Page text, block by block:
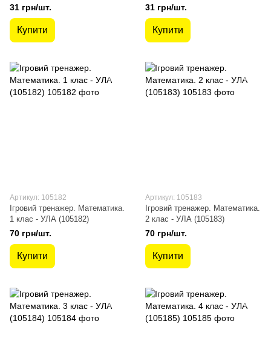
УЛА (104671)
31 грн/шт.
Купити
УЛА (104672)
31 грн/шт.
Купити
Артикул: 105182
Ігровий тренажер. Математика.
1 клас - УЛА (105182)
70 грн/шт.
Купити
Артикул: 105183
Ігровий тренажер. Математика.
2 клас - УЛА (105183)
70 грн/шт.
Купити